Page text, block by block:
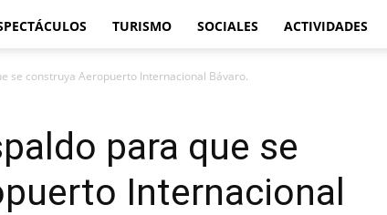
Actividadesartisticas.com
TURISMO SOCIALES ACTIVIDADES
se construya Aeropuerto Internacional Bávaro.
para que se
Internacional